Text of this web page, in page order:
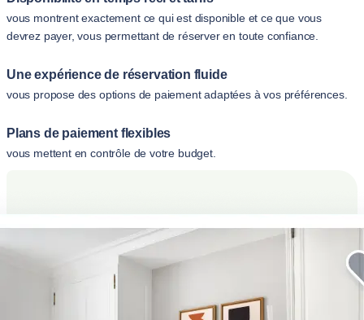
vous montrent exactement ce qui est disponible et ce que vous
devrez payer, vous permettant de réserver en toute confiance.
Une expérience de réservation fluide
vous propose des options de paiement adaptées à vos préférences.
Plans de paiement flexibles
vous mettent en contrôle de votre budget.